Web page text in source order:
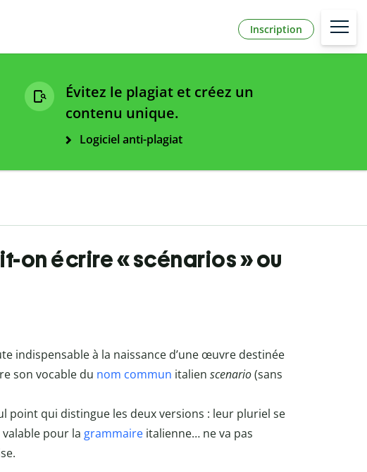
Inscription
Évitez le plagiat et créez un
contenu unique.
Logiciel anti-plagiat
on écrire « scénarios » ou
indispensable à la naissance d’une œuvre destinée
son vocable du nom commun italien scenario(sans
point qui distingue les deux versions : leur pluriel se
pour la grammaire italienne… ne va pas